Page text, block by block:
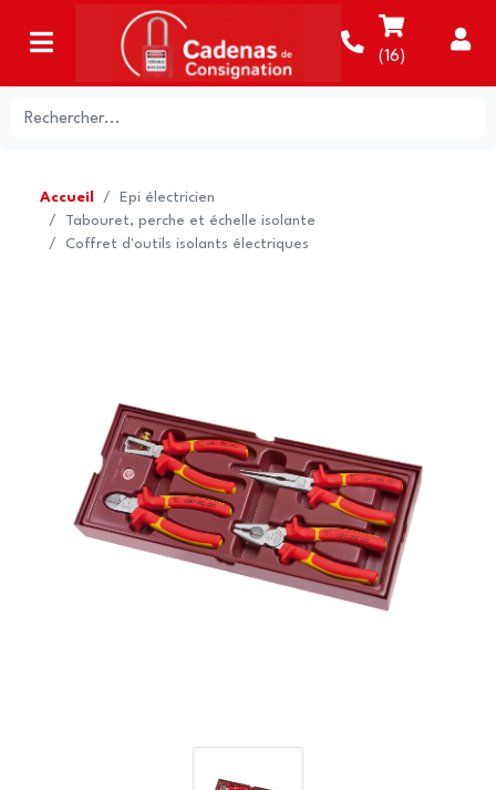
(16 )
Accueil
Epi électricien
Tabouret, perche et échelle isolante
Coffret d'outils isolants électriques